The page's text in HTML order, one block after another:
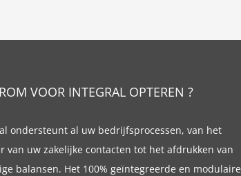
VOOR INTEGRAL OPTEREN ?
ondersteunt al uw bedrijfsprocessen, van het
van uw zakelijke contacten tot het afdrukken van
balansen. Het 100% geïntegreerde en modulaire